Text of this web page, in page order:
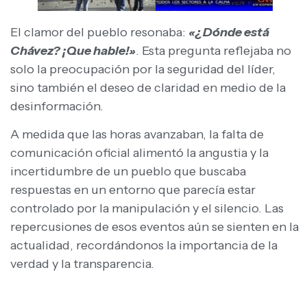
El clamor del pueblo resonaba: «¿Dónde está
Chávez? ¡Que hable!». Esta pregunta reflejaba no
solo la preocupación por la seguridad del líder,
sino también el deseo de claridad en medio de la
desinformación.
A medida que las horas avanzaban, la falta de
comunicación oficial alimentó la angustia y la
incertidumbre de un pueblo que buscaba
respuestas en un entorno que parecía estar
controlado por la manipulación y el silencio. Las
repercusiones de esos eventos aún se sienten en la
actualidad, recordándonos la importancia de la
verdad y la transparencia.